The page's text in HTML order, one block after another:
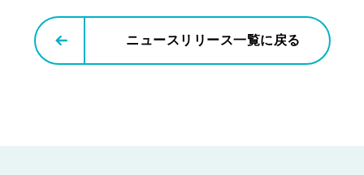
ニュースリリース一覧に戻る